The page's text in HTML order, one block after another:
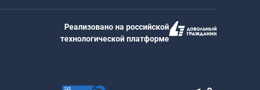
Реализовано на российской
технологической платформе